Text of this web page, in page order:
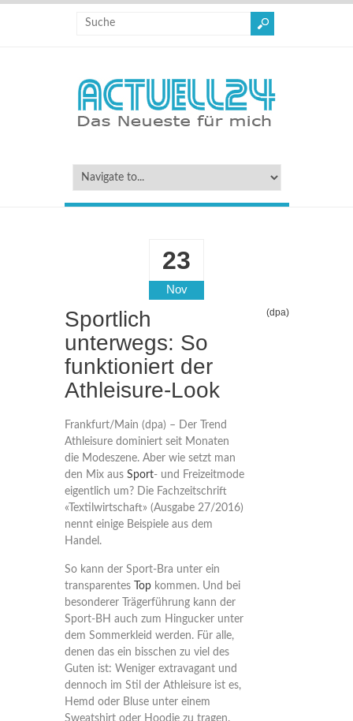
23
Nov
Sportlich
unterwegs: So
funktioniert der
Athleisure-Look
(dpa)
Frankfurt/Main (dpa) – Der Trend
Athleisure dominiert seit Monaten
die Modeszene. Aber wie setzt man
den Mix aus Sport- und Freizeitmode
eigentlich um? Die Fachzeitschrift
«Textilwirtschaft» (Ausgabe 27/2016)
nennt einige Beispiele aus dem
Handel.
So kann der Sport-Bra unter ein
transparentes
Topkommen. Und bei
besonderer Trägerführung kann der
Sport-BH auch zum Hingucker unter
dem Sommerkleid werden. Für alle,
denen das ein bisschen zu viel des
Guten ist: Weniger extravagant und
dennoch im Stil der Athleisure ist es,
Hemd oder Bluse unter einem
Sweatshirt oder Hoodie zu tragen.